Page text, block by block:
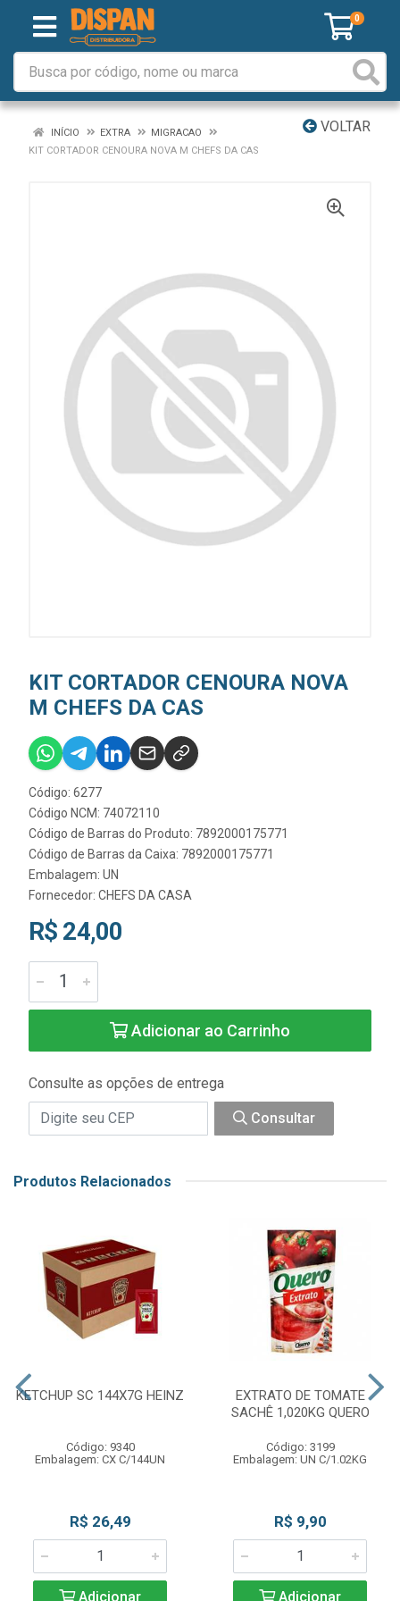
0
VOLTAR
INÍCIO EXTRA
MIGRACAO
KIT CORTADOR CENOURA NOVA M CHEFS DA CAS
KIT CORTADOR CENOURA NOVA
M CHEFS DA CAS
Código: 6277
Código NCM: 74072110
Código de Barras do Produto: 7892000175771
Código de Barras da Caixa: 7892000175771
Embalagem: UN
Fornecedor: CHEFS DA CASA
R$ 24,00
Adicionar ao Carrinho
Consulte as opções de entrega
Consultar
Produtos Relacionados
KETCHUP SC 144X7G HEINZ
Código: 9340
Embalagem: CX C/144UN
R$ 26,49
Adicionar
EXTRATO DE TOMATE
SACHÊ 1,020KG QUERO
Código: 3199
Embalagem: UN C/1.02KG
R$ 9,90
Adicionar